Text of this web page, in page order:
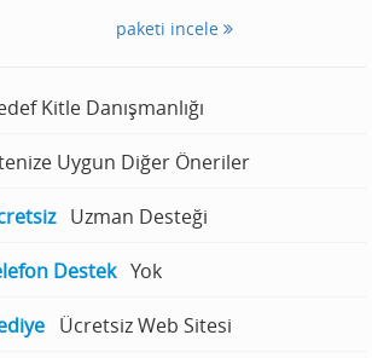
paketi incele
Kitle Danışmanlığı
Uygun Diğer Öneriler
Uzman Desteği
Destek Yok
Ücretsiz Web Sitesi